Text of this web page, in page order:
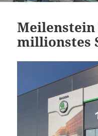
millionstes